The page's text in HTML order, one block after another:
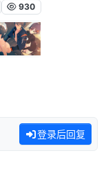
930
登录后回复